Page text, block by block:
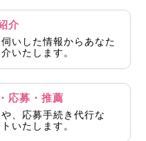
介
いした情報からあなた
いたします。
応募・推薦
、応募手続き代行な
いたします。